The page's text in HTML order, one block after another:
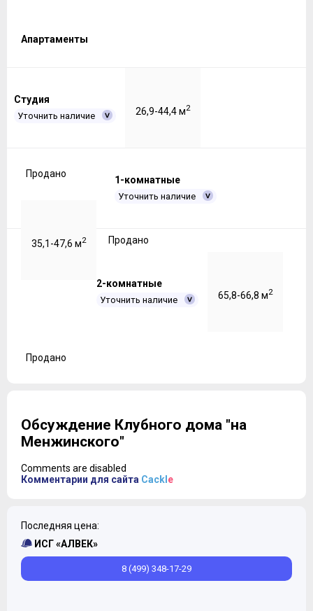
Апартаменты
Студия
Уточнить наличие 26,9-44,4 м2
Продано
1-комнатные
Уточнить наличие
35,1-47,6 м2 Продано
2-комнатные
Уточнить наличие 65,8-66,8 м2
Продано
Обсуждение Клубного дома "на
Менжинского"
Comments are disabled
Комментарии для сайта Cackl e
Последняя цена:
ИСГ «АЛВЕК»
8 (499) 348-17-29